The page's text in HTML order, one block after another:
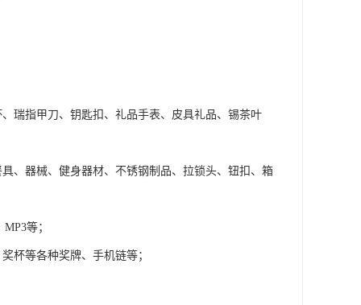
瑞指甲刀、钥匙扣、礼品手表、皮具礼品、锡茶叶
、器械、健身器材、不锈钢制品、拉锁头、钮扣、箱
等；
杯等各种奖牌、手机链等；